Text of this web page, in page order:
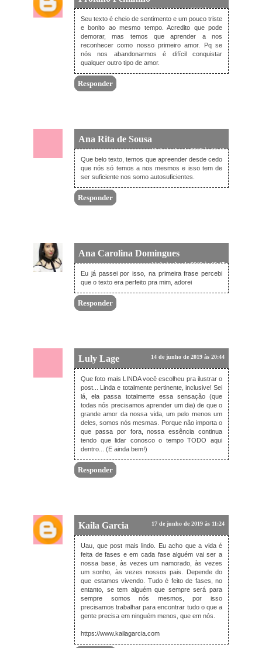
13 de junho de 2019 às 18:18
Seu texto é cheio de sentimento e um pouco triste
e bonito ao mesmo tempo. Acredito que pode
demorar, mas temos que aprender a nos
reconhecer como nosso primeiro amor. Pq se
nós nos abandonarmos é difícil conquistar
qualquer outro tipo de amor.
Responder
Ana Rita de Sousa
13 de junho de 2019 às 19:12
Que belo texto, temos que apreender desde cedo
que nós só temos a nos mesmos e isso tem de
ser suficiente nos somo autosuficientes.
Responder
Ana Carolina Domingues
14 de junho de 2019 às 13:17
Eu já passei por isso, na primeira frase percebi
que o texto era perfeito pra mim, adorei
Responder
Luly Lage 14 de junho de 2019 às 20:44
Que foto mais LINDA você escolheu pra ilustrar o
post... Linda e totalmente pertinente, inclusive! Sei
lá, ela passa totalmente essa sensação (que
todas nós precisamos aprender um dia) de que o
grande amor da nossa vida, um pelo menos um
deles, somos nós mesmas. Porque não importa o
que passa por fora, nossa essência continua
tendo que lidar conosco o tempo TODO aqui
dentro... (E ainda bem!)
Responder
Kaila Garcia 17 de junho de 2019 às 11:24
Uau, que post mais lindo. Eu acho que a vida é
feita de fases e em cada fase alguém vai ser a
nossa base, às vezes um namorado, às vezes
um sonho, às vezes nossos pais. Depende do
que estamos vivendo. Tudo é feito de fases, no
entanto, se tem alguém que sempre será para
sempre somos nós mesmos, por isso
precisamos trabalhar para encontrar tudo o que a
gente precisa em ninguém menos, que em nós.
https://www.kailagarcia.com